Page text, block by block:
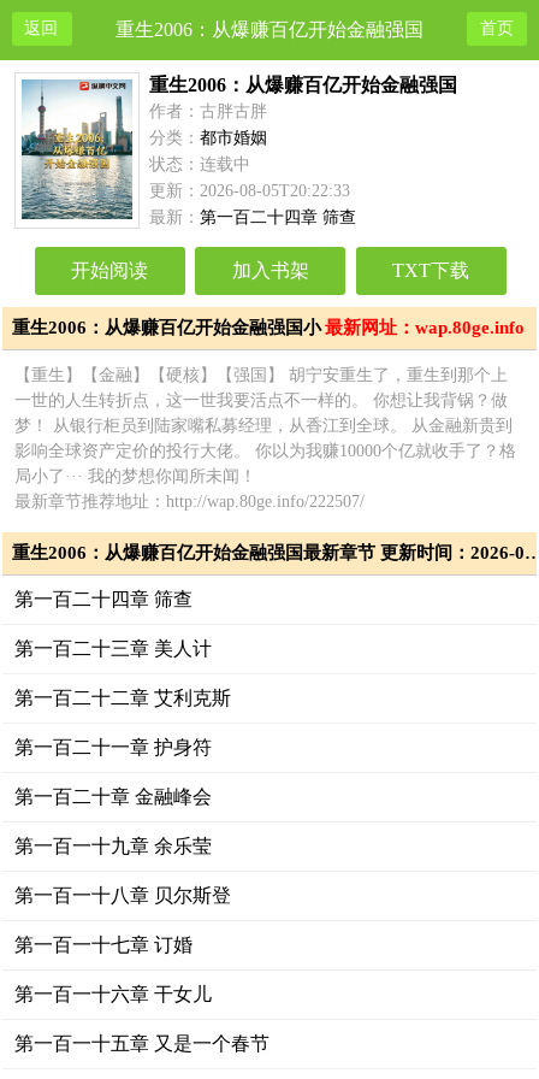
返回 重生2006：从爆赚百亿开始金融强国 首页
重生2006：从爆赚百亿开始金融强国
作者：古胖古胖
分类：都市婚姻
状态：连载中
更新：2026-08-05T20:22:33
最新：第一百二十四章 筛查
开始阅读 加入书架 TXT下载
最新网址：wap.80ge.info
重生2006：从爆赚百亿开始金融强国小
说简介
【重生】【金融】【硬核】【强国】 胡宁安重生了，重生到那个上
一世的人生转折点，这一世我要活点不一样的。 你想让我背锅？做
梦！ 从银行柜员到陆家嘴私募经理，从香江到全球。 从金融新贵到
影响全球资产定价的投行大佬。 你以为我赚10000个亿就收手了？格
局小了··· 我的梦想你闻所未闻！
最新章节推荐地址：http://wap.80ge.info/222507/
重生2006：从爆赚百亿开始金融强国最新章节
第一百二十四章 筛查
第一百二十三章 美人计
第一百二十二章 艾利克斯
第一百二十一章 护身符
第一百二十章 金融峰会
第一百一十九章 余乐莹
第一百一十八章 贝尔斯登
第一百一十七章 订婚
第一百一十六章 干女儿
第一百一十五章 又是一个春节